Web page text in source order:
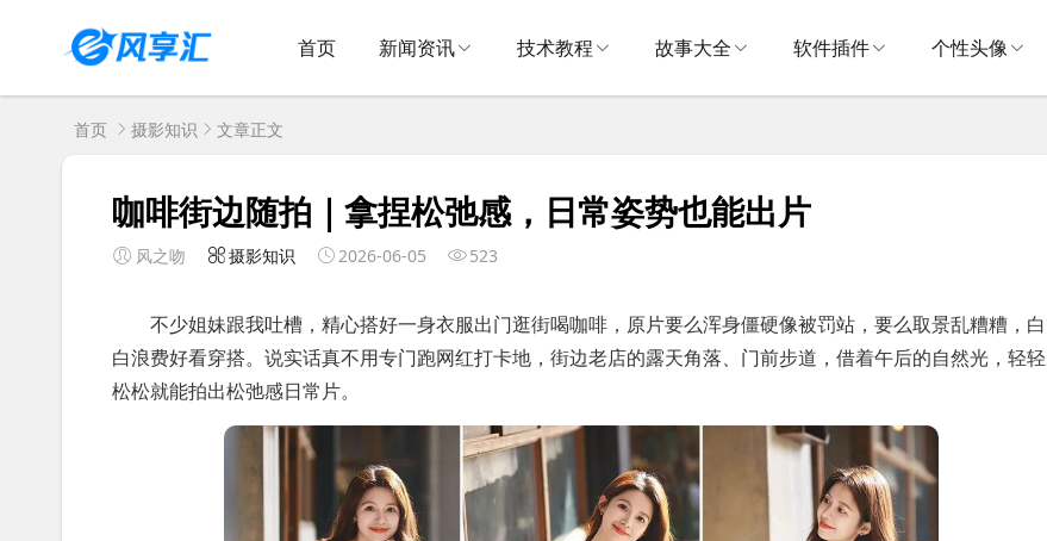
首页 新闻资讯 技术教程 故事大全 软件插件 个性头像
首页 摄影知识 文章正文
咖啡街边随拍｜拿捏松弛感，日常姿势也能出片
风之吻 摄影知识 2026-06-05 523
不少姐妹跟我吐槽，精心搭好一身衣服出门逛街喝咖啡，原片要么浑身僵硬像被罚站，要么取景乱糟糟，白
白浪费好看穿搭。说实话真不用专门跑网红打卡地，街边老店的露天角落、门前步道，借着午后的自然光，轻轻
松松就能拍出松弛感日常片。